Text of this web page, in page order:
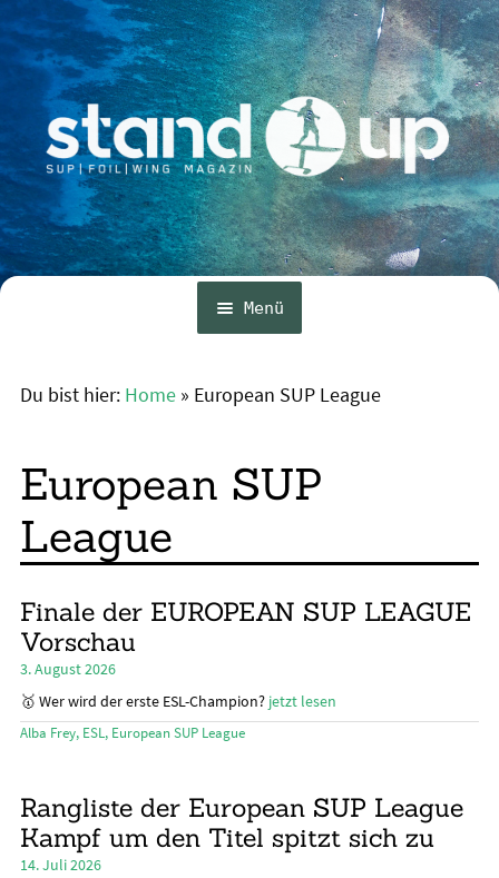
Zur
Navigation
springen
Zum
Inhalt
springen
Menü
SUP-Events
Ratgeber
Das Magazin
Stand Up Magazin TV
SPOT FINDER
Mein Konto
Du bist hier: Home» European SUP League
European SUP
League
Finale der EUROPEAN SUP LEAGUE
Vorschau
3. August 2026
🥇 Wer wird der erste ESL-Champion? jetzt lesen
Alba Frey, ESL, European SUP League
Rangliste der European SUP League
Kampf um den Titel spitzt sich zu
14. Juli 2026